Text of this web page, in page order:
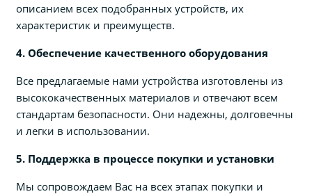
описанием всех подобранных устройств, их
характеристик и преимуществ.
4. Обеспечение качественного оборудования
Все предлагаемые нами устройства изготовлены из
высококачественных материалов и отвечают всем
стандартам безопасности. Они надежны, долговечны
и легки в использовании.
5. Поддержка в процессе покупки и установки
Мы сопровождаем Вас на всех этапах покупки и